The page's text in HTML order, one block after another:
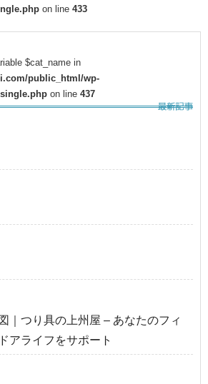
on line 433
$cat_name in
public_html/wp-
on line 437
｜つり具の上州屋 – あなたのフィ
アライフをサポート